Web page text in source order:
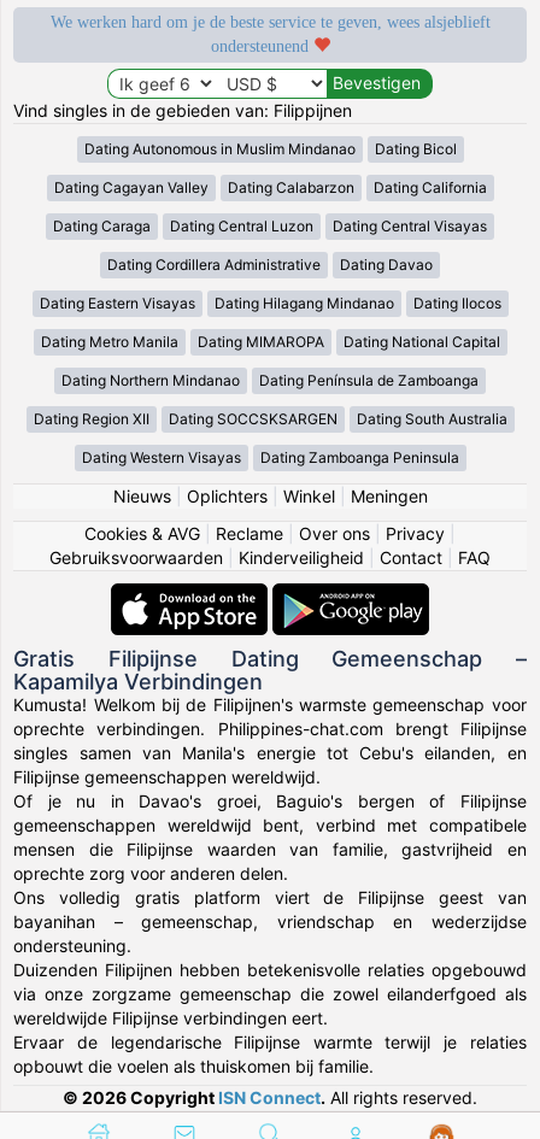
We werken hard om je de beste service te geven, wees alsjeblieft
ondersteunend
Vind singles in de gebieden van: Filippijnen
Dating Autonomous in Muslim Mindanao Dating Bicol
Dating Cagayan Valley Dating Calabarzon Dating California
Dating Caraga Dating Central Luzon Dating Central Visayas
Dating Cordillera Administrative Dating Davao
Dating Eastern Visayas Dating Hilagang Mindanao Dating Ilocos
Dating Metro Manila Dating MIMAROPA Dating National Capital
Dating Northern Mindanao Dating Península de Zamboanga
Dating Region XII Dating SOCCSKSARGEN Dating South Australia
Dating Western Visayas Dating Zamboanga Peninsula
Nieuws| Oplichters| Winkel| Meningen
Cookies & AVG
Reclame Over ons Privacy
Gebruiksvoorwaarden
Kinderveiligheid Contact FAQ
Gratis Filipijnse Dating Gemeenschap –
Kapamilya Verbindingen
Kumusta! Welkom bij de Filipijnen's warmste gemeenschap voor
oprechte verbindingen. Philippines-chat.com brengt Filipijnse
singles samen van Manila's energie tot Cebu's eilanden, en
Filipijnse gemeenschappen wereldwijd.
Of je nu in Davao's groei, Baguio's bergen of Filipijnse
gemeenschappen wereldwijd bent, verbind met compatibele
mensen die Filipijnse waarden van familie, gastvrijheid en
oprechte zorg voor anderen delen.
Ons volledig gratis platform viert de Filipijnse geest van
bayanihan – gemeenschap, vriendschap en wederzijdse
ondersteuning.
Duizenden Filipijnen hebben betekenisvolle relaties opgebouwd
via onze zorgzame gemeenschap die zowel eilanderfgoed als
wereldwijde Filipijnse verbindingen eert.
Ervaar de legendarische Filipijnse warmte terwijl je relaties
opbouwt die voelen als thuiskomen bij familie.
© 2026 Copyright ISN Connect. All rights reserved.